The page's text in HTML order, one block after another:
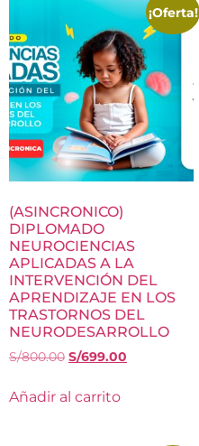
¡Oferta!
(ASINCRONICO)
DIPLOMADO
NEUROCIENCIAS
APLICADAS A LA
INTERVENCIÓN DEL
APRENDIZAJE EN LOS
TRASTORNOS DEL
NEURODESARROLLO
S/800.00 S/699.00
Añadir al carrito